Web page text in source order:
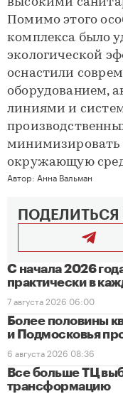
высокими
Помимо этого
комплекса было
экологической
оснастили
оборудованием,
линиями и
минимизировать
окружающую
Автор: Анна Вальман
С начала 2026
практически в
7 августа 2026 06:00
Более половины
и Подмосковья
6 августа 2026 08:36
Все больше ТЦ
трансформацию